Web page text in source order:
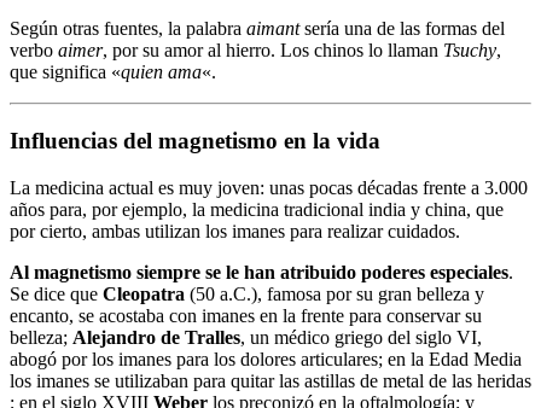
Según otras fuentes, la palabra aimantsería una de las formas del
verbo aimer, por su amor al hierro. Los chinos lo llaman Tsuchy,
que significa «quien ama«.
Influencias del magnetismo en la vida
La medicina actual es muy joven: unas pocas décadas frente a 3.000
años para, por ejemplo, la medicina tradicional india y china, que
por cierto, ambas utilizan los imanes para realizar cuidados.
Al magnetismo siempre se le han atribuido poderes especiales.
Se dice que Cleopatra (50 a.C.), famosa por su gran belleza y
encanto, se acostaba con imanes en la frente para conservar su
belleza; Alejandro de Tralles, un médico griego del siglo VI,
abogó por los imanes para los dolores articulares; en la Edad Media
los imanes se utilizaban para quitar las astillas de metal de las heridas
; en el siglo XVIII Weber los preconizó en la oftalmología; y